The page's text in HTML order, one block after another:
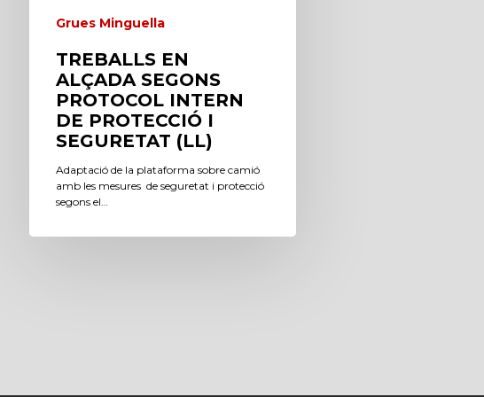
Grues Minguella
TREBALLS EN
ALÇADA SEGONS
PROTOCOL INTERN
DE PROTECCIÓ I
SEGURETAT (LL)
Adaptació de la plataforma sobre camió
amb les mesures de seguretat i protecció
segons el…